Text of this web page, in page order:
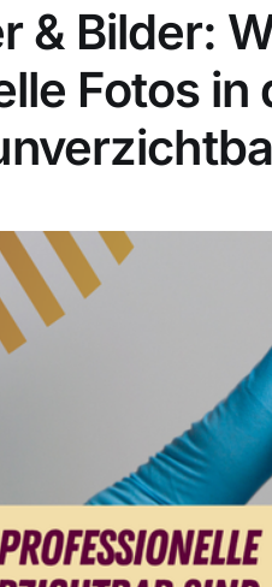
& Bilder:
Fotos in